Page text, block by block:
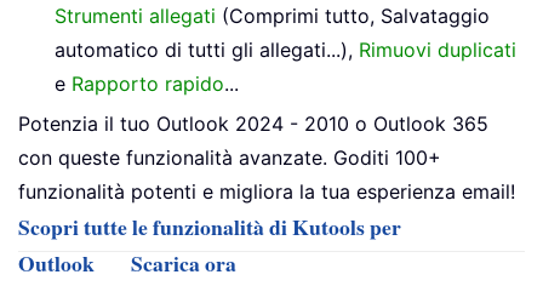
Strumenti allegati (Comprimi tutto, Salvataggio
automatico di tutti gli allegati...), Rimuovi duplicati
e Rapporto rapido...
Potenzia il tuo Outlook 2024 - 2010 o Outlook 365
con queste funzionalità avanzate. Goditi 100+
funzionalità potenti e migliora la tua esperienza email!
Scopri tutte le funzionalità di Kutools per
Outlook
Scarica ora